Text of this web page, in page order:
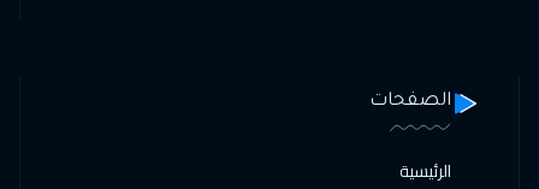
الصفحات
الرئيسية